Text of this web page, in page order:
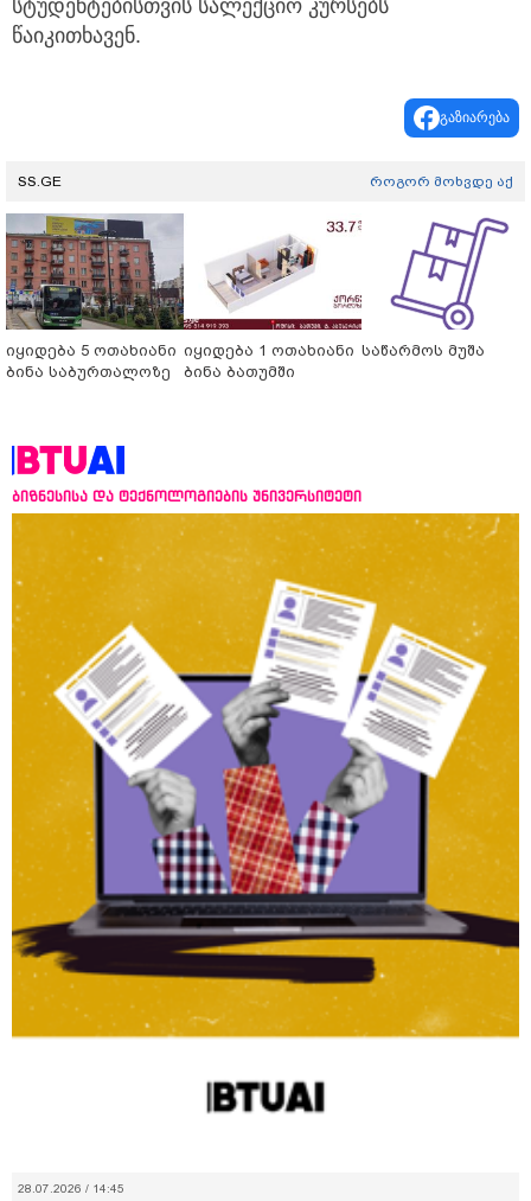
სტუდენტებისთვის სალექციო კურსებს
წაიკითხავენ.
გაზიარება
SS.GE როგორ მოხვდე აქ
იყიდება 5 ოთახიანი
ბინა საბურთალოზე
იყიდება 1 ოთახიანი
ბინა ბათუმში
საწარმოს მუშა
ბიზნესისა და ტექნოლოგიების უნივერსიტეტი
28.07.2026 / 14:45